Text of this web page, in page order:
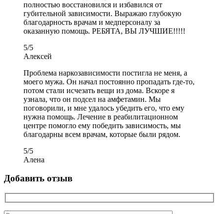
полностью восстановился и избавился от
губительной зависимости. Выражаю глубокую
благодарность врачам и медперсоналу за
оказанную помощь. РЕБЯТА, ВЫ ЛУЧШИЕ!!!!!
5/5
Алексей
Проблема наркозависимости постигла не меня, а
моего мужа. Он начал постоянно пропадать где-то,
потом стали исчезать вещи из дома. Вскоре я
узнала, что он подсел на амфетамин. Мы
поговорили, и мне удалось убедить его, что ему
нужна помощь. Лечение в реабилитационном
центре помогло ему победить зависимость, мы
благодарны всем врачам, которые были рядом.
5/5
Алена
Добавить отзыв